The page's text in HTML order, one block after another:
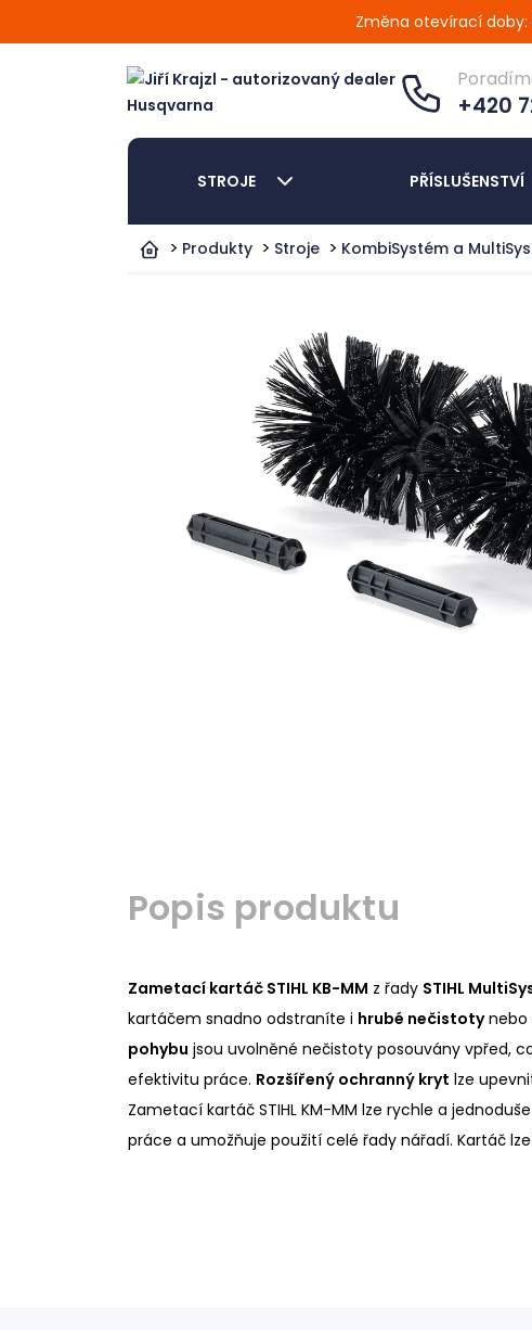
Změna otevírací doby:
+420
STROJE PŘÍSLUŠENSTVÍ
Produkty Stroje KombiSystém a
Popis produktu
Zametací kartáč STIHL KB-MM z řady STIHL
kartáčem snadno odstraníte i hrubé nečistotynebo
pohybu jsou uvolněné nečistoty posouvány vpřed,
efektivitu práce. Rozšířený ochranný kryt lze
Zametací kartáč STIHL KM-MM lze rychle a
práce a umožňuje použití celé řady nářadí. Kartáč